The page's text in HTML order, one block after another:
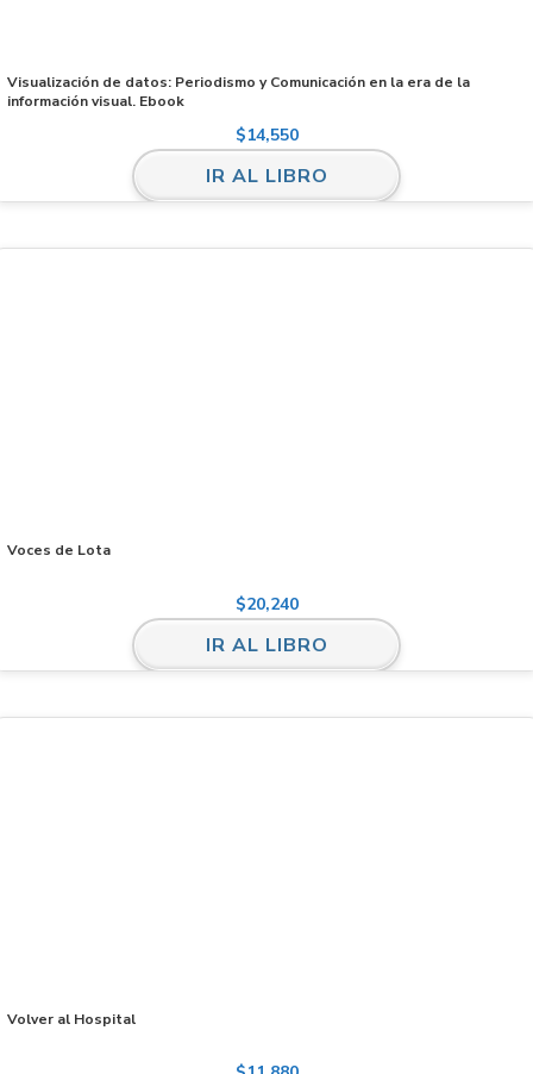
Visualización de datos: Periodismo y Comunicación en la era de la
información visual. Ebook
$14,550
IR AL LIBRO
Voces de Lota
$20,240
IR AL LIBRO
Volver al Hospital